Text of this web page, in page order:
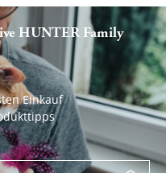
HUNTER Family
Einkauf